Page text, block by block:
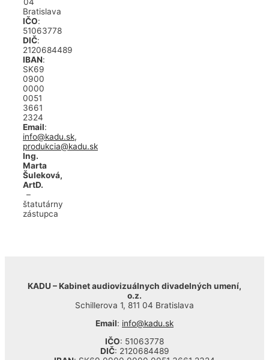
Bratislava
IČO:
51063778
DIČ:
2120684489
IBAN:
SK69
0900
0000
0051
3661
2324
Email:
info@kadu.sk,
produkcia@kadu.sk
Ing.
Marta
Šuleková,
ArtD.
–
štatutárny
zástupca
KADU – Kabinet audiovizuálnych divadelných umení,
o.z.
Schillerova 1, 811 04 Bratislava
Email: info@kadu.sk
IČO: 51063778
DIČ: 2120684489